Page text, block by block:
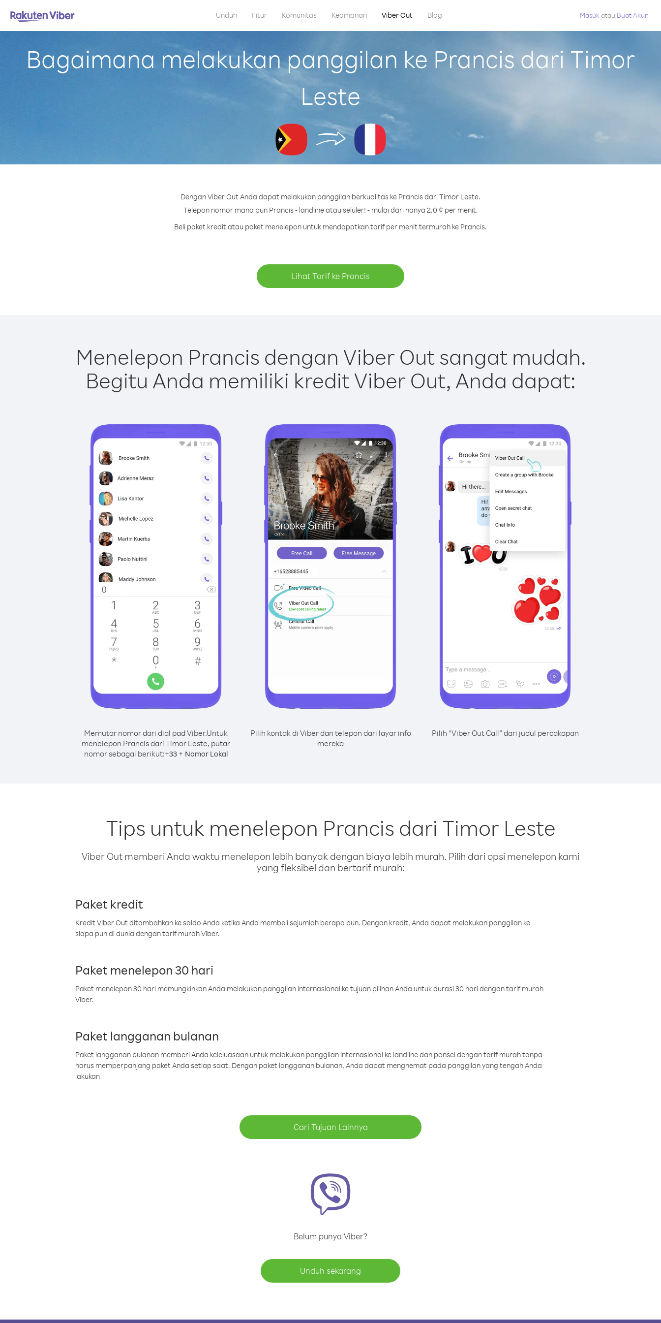
Unduh Fitur Komunitas Keamanan Viber Out Blog Masuk atau Buat Akun
Bagaimana melakukan panggilan ke Prancis dari Timor
Leste
Dengan Viber Out Anda dapat melakukan panggilan berkualitas ke Prancis dari Timor Leste.
Telepon nomor mana pun Prancis - landline atau seluler! - mulai dari hanya 2.0 ¢ per menit.
Beli paket kredit atau paket menelepon untuk mendapatkan tarif per menit termurah ke Prancis.
Lihat Tarif ke Prancis
Menelepon Prancis dengan Viber Out sangat mudah.
Begitu Anda memiliki kredit Viber Out, Anda dapat:
Memutar nomor dari dial pad Viber.Untuk
menelepon Prancis dari Timor Leste, putar
nomor sebagai berikut:+33+ Nomor Lokal
Pilih kontak di Viber dan telepon dari layar info
mereka
Pilih “Viber Out Call” dari judul percakapan
Tips untuk menelepon Prancis dari Timor Leste
Viber Out memberi Anda waktu menelepon lebih banyak dengan biaya lebih murah. Pilih dari opsi menelepon kami
yang fleksibel dan bertarif murah:
Paket kredit
Kredit Viber Out ditambahkan ke saldo Anda ketika Anda membeli sejumlah berapa pun. Dengan kredit, Anda dapat melakukan panggilan ke
siapa pun di dunia dengan tarif murah Viber.
Paket menelepon 30 hari
Paket menelepon 30 hari memungkinkan Anda melakukan panggilan internasional ke tujuan pilihan Anda untuk durasi 30 hari dengan tarif murah
Viber.
Paket langganan bulanan
Paket langganan bulanan memberi Anda keleluasaan untuk melakukan panggilan internasional ke landline dan ponsel dengan tarif murah tanpa
harus memperpanjang paket Anda setiap saat. Dengan paket langganan bulanan, Anda dapat menghemat pada panggilan yang tengah Anda
lakukan
Cari Tujuan Lainnya
Belum punya Viber?
Unduh sekarang